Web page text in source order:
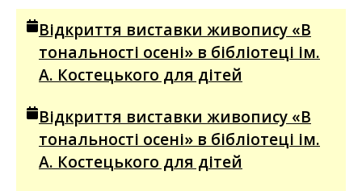
Відкриття виставки живопису «В
тональності осені» в бібліотеці ім.
А. Костецького для дітей
Відкриття виставки живопису «В
тональності осені» в бібліотеці ім.
А. Костецького для дітей